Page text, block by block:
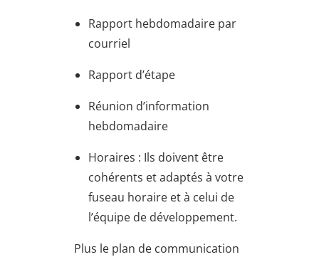
Rapport hebdomadaire par
courriel
Rapport d’étape
Réunion d’information
hebdomadaire
Horaires : Ils doivent être
cohérents et adaptés à votre
fuseau horaire et à celui de
l’équipe de développement.
Plus le plan de communication